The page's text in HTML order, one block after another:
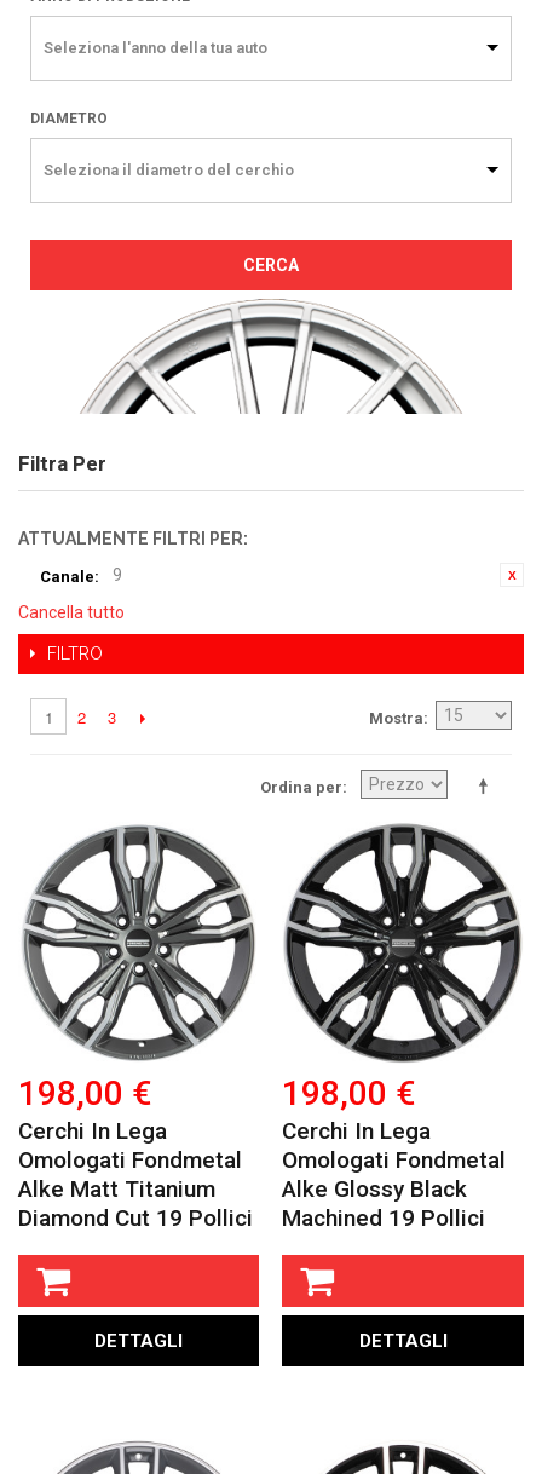
Seleziona l'anno della tua auto
DIAMETRO
Seleziona il diametro del cerchio
CERCA
Filtra Per
ATTUALMENTE FILTRI PER:
Canale:
9
Cancella tutto
FILTRO
Mostra
1 2 3
Ordina per
198,00 €
Cerchi In Lega
Omologati Fondmetal
Alke Matt Titanium
Diamond Cut 19 Pollici
DETTAGLI
198,00 €
Cerchi In Lega
Omologati Fondmetal
Alke Glossy Black
Machined 19 Pollici
DETTAGLI